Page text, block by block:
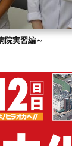
院実習編～